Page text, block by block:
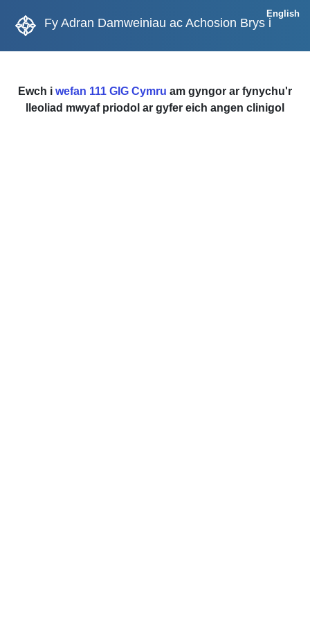
Fy Adran Damweiniau ac Achosion Brys i
English
Ewch i wefan 111 GIG Cymru am gyngor ar fynychu'r
lleoliad mwyaf priodol ar gyfer eich angen clinigol